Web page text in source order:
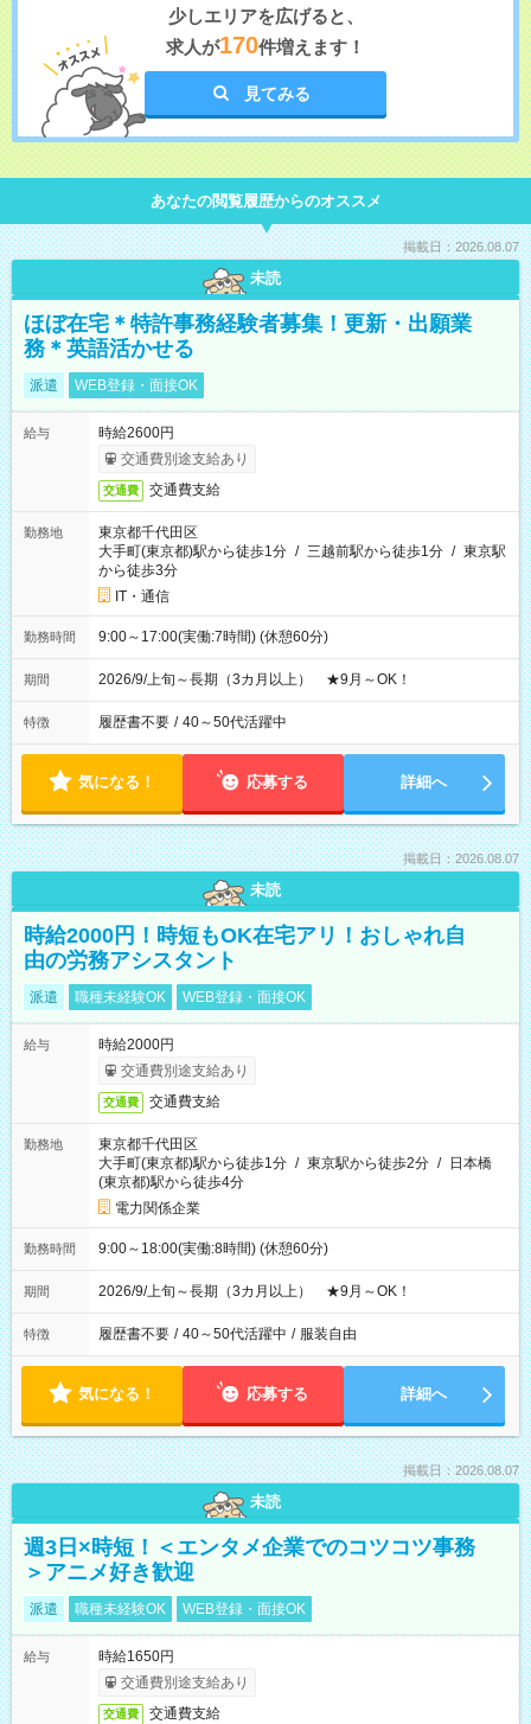
少しエリアを広げると、
求人が170件増えます！
見てみる
あなたの閲覧履歴からのオススメ
掲載日：2026.08.07
未読
ほぼ在宅＊特許事務経験者募集！更新・出願業
務＊英語活かせる
派遣 WEB登録・面接OK
給与
時給2600円
交通費別途支給あり
交通費 交通費支給
勤務地
東京都千代田区
大手町(東京都)駅から徒歩1分 / 三越前駅から徒歩1分 / 東京駅
から徒歩3分
IT・通信
勤務時間 9:00～17:00(実働:7時間) (休憩60分)
期間 2026/9/上旬～長期（3カ月以上） ★9月～OK！
特徴 履歴書不要 / 40～50代活躍中
気になる！ 応募する 詳細へ
掲載日：2026.08.07
未読
時給2000円！時短もOK在宅アリ！おしゃれ自
由の労務アシスタント
派遣 職種未経験OK WEB登録・面接OK
給与
時給2000円
交通費別途支給あり
交通費 交通費支給
勤務地
東京都千代田区
大手町(東京都)駅から徒歩1分 / 東京駅から徒歩2分 / 日本橋
(東京都)駅から徒歩4分
電力関係企業
勤務時間 9:00～18:00(実働:8時間) (休憩60分)
期間 2026/9/上旬～長期（3カ月以上） ★9月～OK！
特徴 履歴書不要 / 40～50代活躍中 / 服装自由
気になる！ 応募する 詳細へ
掲載日：2026.08.07
未読
週3日×時短！＜エンタメ企業でのコツコツ事務
＞アニメ好き歓迎
派遣 職種未経験OK WEB登録・面接OK
給与
時給1650円
交通費別途支給あり
交通費 交通費支給